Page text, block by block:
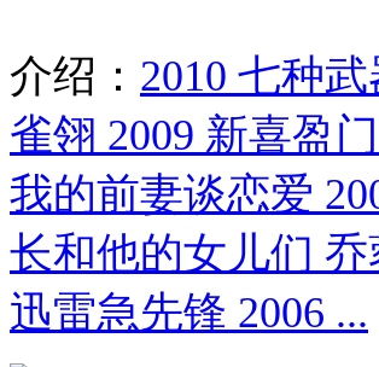
介绍： 2010 七种
雀翎 2009 新喜盈
我的前妻谈恋爱
长和他的女儿们 乔
迅雷急先锋 2006 ...